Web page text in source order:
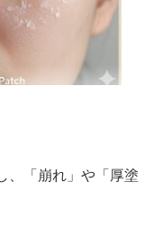
、「崩れ」や「厚塗